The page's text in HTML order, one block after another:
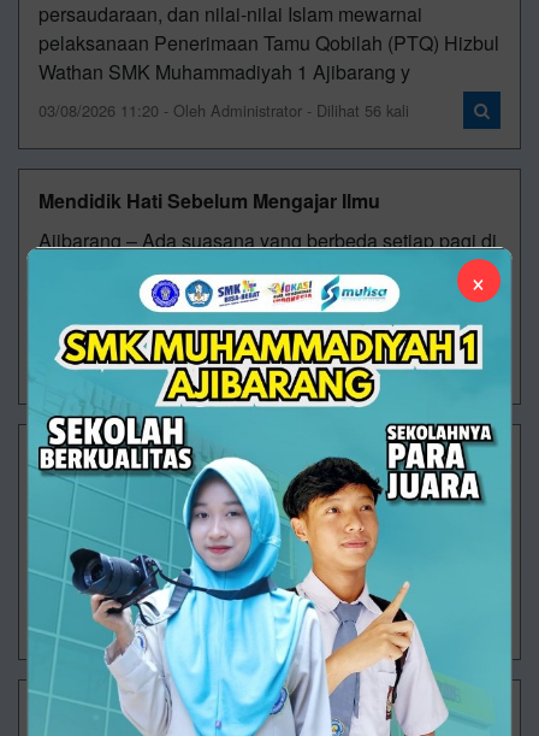
persaudaraan, dan nilai-nilai Islam mewarnai
pelaksanaan Penerimaan Tamu Qobilah (PTQ) Hizbul
Wathan SMK Muhammadiyah 1 Ajibarang y
03/08/2026 11:20 - Oleh Administrator - Dilihat 56 kali
Mendidik Hati Sebelum Mengajar Ilmu
Ajibarang – Ada suasana yang berbeda setiap pagi di
SMK Muhammadiyah 1 Ajibarang. Sebelum bel
pertama berbunyi, halaman sekolah telah dipenuhi
wajah-wajah yang saling menyapa deng
03/08/2026 11:12 - Oleh Administrator - Dilihat 48 kali
Dari Sujud, Masa Depan Dibangun
"Sekolah yang hebat bukan hanya mengajarkan cara
mencari nafkah, tetapi juga mengajarkan cara
menemukan berkah." Masih pagi ketika langkah-
langkah para siswa mulai memenuhi halaman SMK
30/07/2026 08:31 - Oleh Administrator - Dilihat 98 kali
Saat Sekolah Mengajarkan Arti Sebuah Tabungan
×